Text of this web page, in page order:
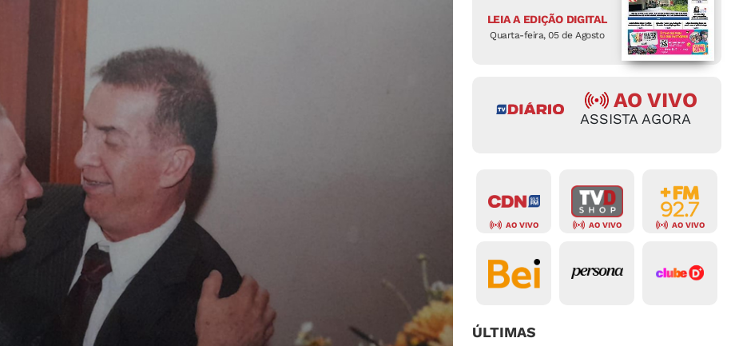
LEIA A EDIÇÃO DIGITAL
Quarta-feira, 05 de Agosto
AO VIVO
ASSISTA AGORA
AO VIVO AO VIVO AO VIVO
ÚLTIMAS